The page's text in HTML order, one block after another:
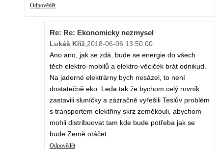
Odpovědět
Re: Re: Ekonomicky nezmysel
Lukáš Kříž,2018-06-06 13:50:00
Ano ano, jak se zdá, bude se energie do všech
těch elektro-mobilů a elektro-věciček brát odnikud.
Na jaderné elektrárny bych nesázel, to není
dostatečně eko. Leda tak že bychom celý rovník
zastavili sluníčky a zázračně vyřešili Teslův problém
s transportem elektřiny skrz zeměkouli, abychom
mohli distribuovat tam kde bude potřeba jak se
bude Země otáčet.
Odpovědět